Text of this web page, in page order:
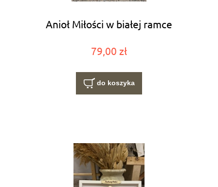
Anioł Miłości w białej ramce
79,00 zł
do koszyka